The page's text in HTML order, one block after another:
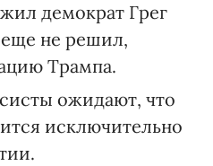
демократ Грег
не решил,
Трампа.
ожидают, что
исключительно